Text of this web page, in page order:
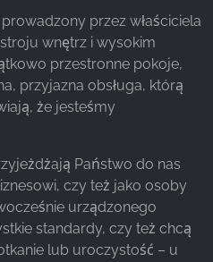
przez właściciela
wnętrz i wysokim
przestronne pokoje,
przyjazna obsługa, którą
że jesteśmy
Państwo do nas
czy też jako osoby
urządzonego
standardy, czy też chcą
lub uroczystość – u